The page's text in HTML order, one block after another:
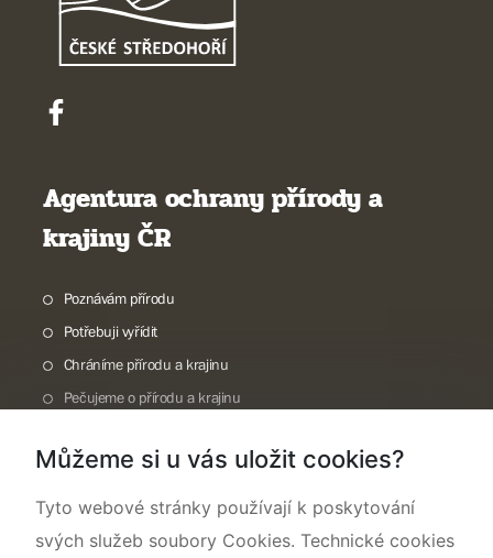
Agentura ochrany přírody a
krajiny ČR
Poznávám přírodu
Potřebuji vyřídit
Chráníme přírodu a krajinu
Pečujeme o přírodu a krajinu
O nás
Můžeme si u vás uložit cookies?
Tyto webové stránky používají k poskytování
svých služeb soubory Cookies. Technické cookies